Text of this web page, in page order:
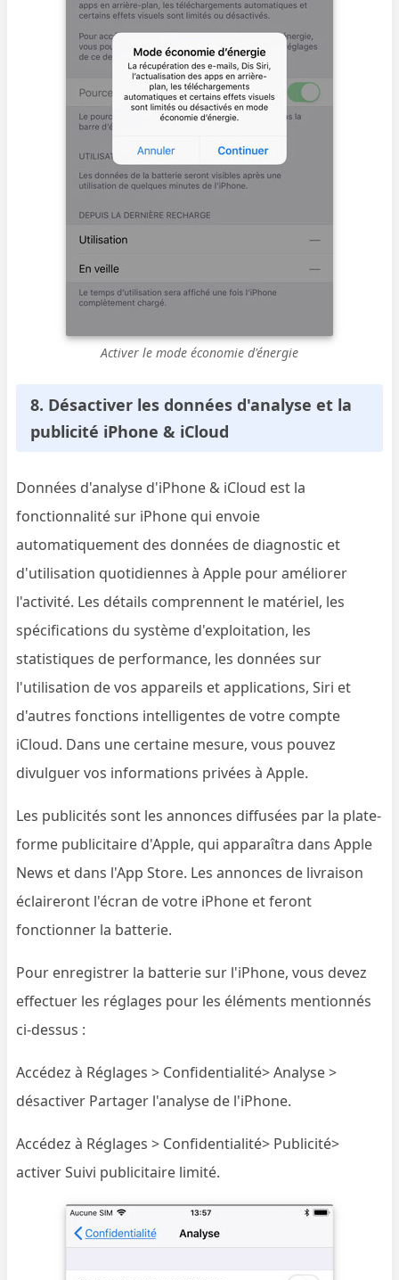
Activer le mode économie d'énergie
8. Désactiver les données d'analyse et la
publicité iPhone & iCloud
Données d'analyse d'iPhone & iCloud est la
fonctionnalité sur iPhone qui envoie
automatiquement des données de diagnostic et
d'utilisation quotidiennes à Apple pour améliorer
l'activité. Les détails comprennent le matériel, les
spécifications du système d'exploitation, les
statistiques de performance, les données sur
l'utilisation de vos appareils et applications, Siri et
d'autres fonctions intelligentes de votre compte
iCloud. Dans une certaine mesure, vous pouvez
divulguer vos informations privées à Apple.
Les publicités sont les annonces diffusées par la plate-
forme publicitaire d'Apple, qui apparaîtra dans Apple
News et dans l'App Store. Les annonces de livraison
éclaireront l'écran de votre iPhone et feront
fonctionner la batterie.
Pour enregistrer la batterie sur l'iPhone, vous devez
effectuer les réglages pour les éléments mentionnés
ci-dessus :
Accédez à Réglages > Confidentialité> Analyse >
désactiver Partager l'analyse de l'iPhone.
Accédez à Réglages > Confidentialité> Publicité>
activer Suivi publicitaire limité.